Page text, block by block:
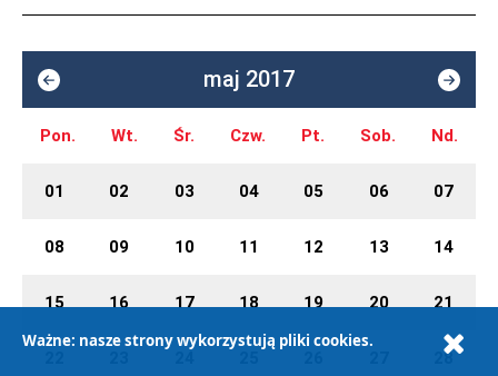
maj 2017
Pon. Wt. Śr. Czw. Pt. Sob. Nd.
01 02 03 04 05 06 07
08 09 10 11 12 13 14
15 16 17 18 19 20 21
28
Ważne: nasze strony wykorzystują pliki cookies.